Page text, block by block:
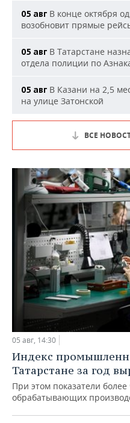
05 авг В конце октября
возобновит прямые
05 авг В Татарстане
отдела полиции по
05 авг В Казани на 2,5
на улице Затонской
ВСЕ
05 авг, 14:30
Индекс
Татарстане за год
При этом показатели
обрабатывающих